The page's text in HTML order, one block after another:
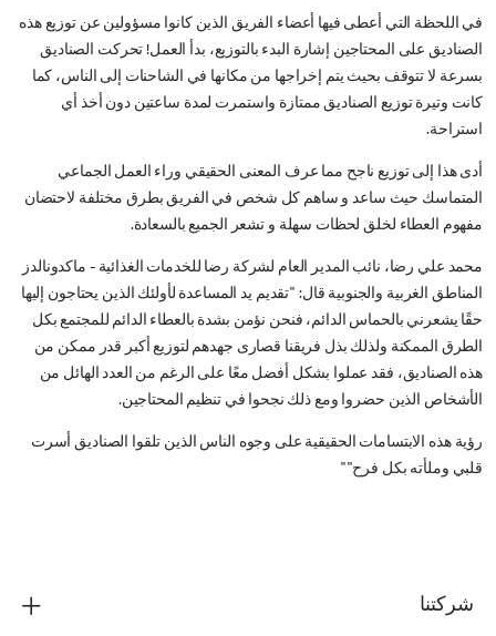
في اللحظة التي أعطى فيها أعضاء الفريق الذين كانوا مسؤولين عن توزيع هذه
الصناديق على المحتاجين إشارة البدء بالتوزيع، بدأ العمل! تحركت الصناديق
بسرعة لا تتوقف بحيث يتم إخراجها من مكانها في الشاحنات إلى الناس، كما
كانت وتيرة توزيع الصناديق ممتازة واستمرت لمدة ساعتين دون أخذ أي
استراحة.
أدى هذا إلى توزيع ناجح مما عرف المعنى الحقيقي وراء العمل الجماعي
المتماسك حيث ساعد و ساهم كل شخص في الفريق بطرق مختلفة لاحتضان
مفهوم العطاء لخلق لحظات سهلة و تشعر الجميع بالسعادة.
محمد علي رضا، نائب المدير العام لشركة رضا للخدمات الغذائية - ماكدونالدز
المناطق الغربية والجنوبية قال: "تقديم يد المساعدة لأولئك الذين يحتاجون إليها
حقًا يشعرني بالحماس الدائم، فنحن نؤمن بشدة بالعطاء الدائم للمجتمع بكل
الطرق الممكنة ولذلك بذل فريقنا قصارى جهدهم لتوزيع أكبر قدر ممكن من
هذه الصناديق، فقد عملوا بشكل أفضل معًا على الرغم من العدد الهائل من
الأشخاص الذين حضروا ومع ذلك نجحوا في تنظيم المحتاجين.
رؤية هذه الابتسامات الحقيقية على وجوه الناس الذين تلقوا الصناديق أسرت
قلبي وملأته بكل فرح""
شركتنا